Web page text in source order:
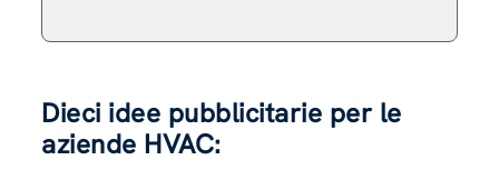
Dieci idee pubblicitarie per le
aziende HVAC: